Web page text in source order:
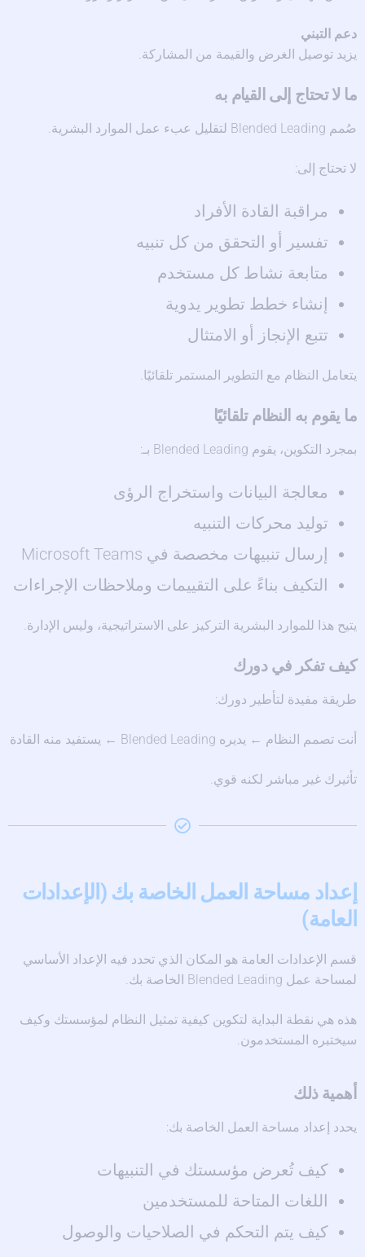
دعم التبني
يزيد توصيل الغرض والقيمة من المشاركة.
ما لا تحتاج إلى القيام به
صُمم Blended Leading لتقليل عبء عمل الموارد البشرية.
لا تحتاج إلى:
مراقبة القادة الأفراد
تفسير أو التحقق من كل تنبيه
متابعة نشاط كل مستخدم
إنشاء خطط تطوير يدوية
تتبع الإنجاز أو الامتثال
يتعامل النظام مع التطوير المستمر تلقائيًا.
ما يقوم به النظام تلقائيًا
بمجرد التكوين، يقوم Blended Leading بـ:
معالجة البيانات واستخراج الرؤى
توليد محركات التنبيه
إرسال تنبيهات مخصصة في Microsoft Teams
التكيف بناءً على التقييمات وملاحظات الإجراءات
يتيح هذا للموارد البشرية التركيز على الاستراتيجية، وليس الإدارة.
كيف تفكر في دورك
طريقة مفيدة لتأطير دورك:
أنت تصمم النظام ← يديره Blended Leading ← يستفيد منه القادة
تأثيرك غير مباشر لكنه قوي.
إعداد مساحة العمل الخاصة بك (الإعدادات
العامة)
قسم الإعدادات العامة هو المكان الذي تحدد فيه الإعداد الأساسي
لمساحة عمل Blended Leading الخاصة بك.
هذه هي نقطة البداية لتكوين كيفية تمثيل النظام لمؤسستك وكيف
سيختبره المستخدمون.
أهمية ذلك
يحدد إعداد مساحة العمل الخاصة بك:
كيف تُعرض مؤسستك في التنبيهات
اللغات المتاحة للمستخدمين
كيف يتم التحكم في الصلاحيات والوصول